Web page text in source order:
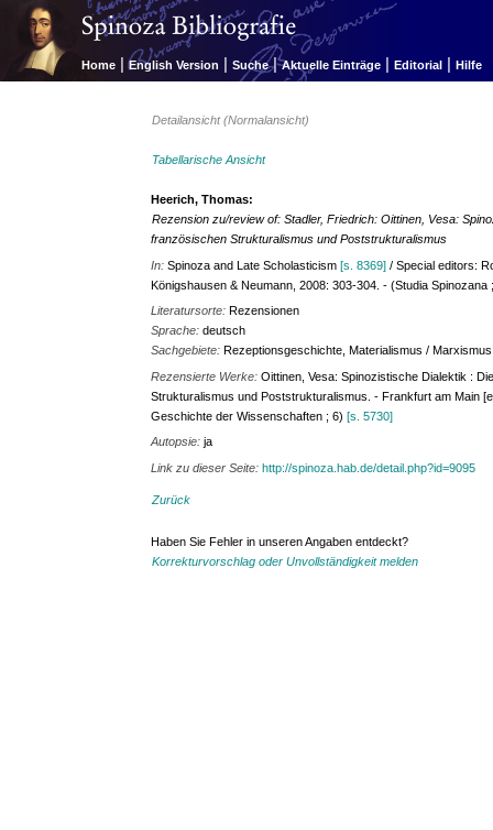
Home | English Version | Suche | Aktuelle Einträge | Editorial | Hilfe
Detailansicht (Normalansicht)
Tabellarische Ansicht
Heerich, Thomas:
Rezension zu/review of: Stadler, Friedrich: Oittinen, Vesa:
französischen Strukturalismus und Poststrukturalismus
In:Spinoza and Late Scholasticism[s. 8369] / Special editors:
Königshausen & Neumann, 2008: 303-304. - (Studia Spinozana
Literatursorte:Rezensionen
Sprache:deutsch
Sachgebiete:Rezeptionsgeschichte, Materialismus / Marxismus
Rezensierte Werke:Oittinen, Vesa: Spinozistische Dialektik :
Strukturalismus und Poststrukturalismus. - Frankfurt am Main
Geschichte der Wissenschaften ; 6)[s. 5730]
Autopsie:ja
Link zu dieser Seite:http://spinoza.hab.de/detail.php?id=9095
Zurück
Haben Sie Fehler in unseren Angaben entdeckt?
Korrekturvorschlag oder Unvollständigkeit melden